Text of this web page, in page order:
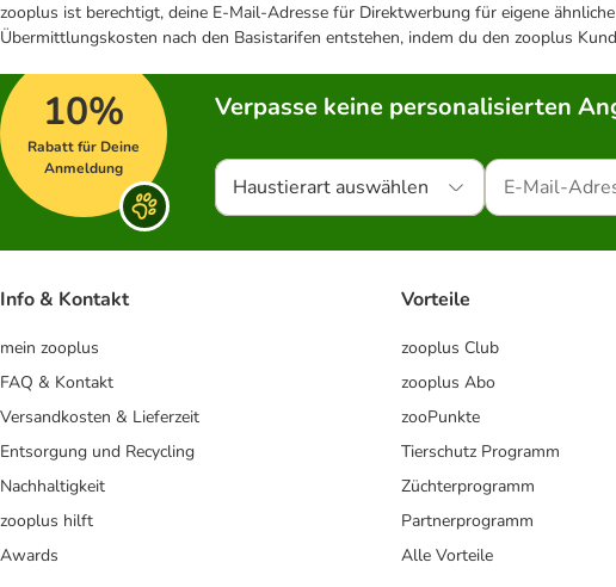
zooplus ist berechtigt, deine E-Mail-Adresse für Direktwerbung für eigene
Übermittlungskosten nach den Basistarifen entstehen, indem du den zooplus
10%
Rabatt für Deine
Anmeldung
Verpasse keine personalisierten
Haustierart auswählen
Info & Kontakt
mein zooplus
FAQ & Kontakt
Versandkosten & Lieferzeit
Entsorgung und Recycling
Nachhaltigkeit
zooplus hilft
Awards
Vorteile
zooplus Club
zooplus Abo
zooPunkte
Tierschutz Programm
Züchterprogramm
Partnerprogramm
Alle Vorteile